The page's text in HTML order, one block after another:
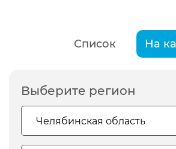
Список На
Выберите регион